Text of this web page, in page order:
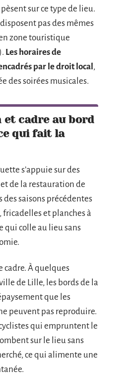
sur ce type de lieu.
pas des mêmes
zone touristique
Les horaires de
par le droit local,
des soirées musicales.
et cadre au bord
qui fait la
s’appuie sur des
de la restauration de
des saisons précédentes
et planches à
qui colle au lieu sans
cadre. À quelques
de Lille, les bords de la
que les
peuvent pas reproduire.
qui empruntent le
sur le lieu sans
ce qui alimente une